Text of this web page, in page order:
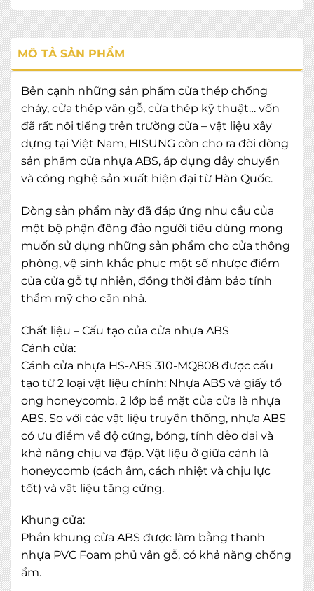
MÔ TẢ SẢN PHẨM
Bên cạnh những sản phẩm cửa thép chống
cháy, cửa thép vân gỗ, cửa thép kỹ thuật… vốn
đã rất nổi tiếng trên trường cửa – vật liệu xây
dựng tại Việt Nam, HISUNG còn cho ra đời dòng
sản phẩm cửa nhựa ABS, áp dụng dây chuyền
và công nghệ sản xuất hiện đại từ Hàn Quốc.
Dòng sản phẩm này đã đáp ứng nhu cầu của
một bộ phận đông đảo người tiêu dùng mong
muốn sử dụng những sản phẩm cho cửa thông
phòng, vệ sinh khắc phục một số nhược điểm
của cửa gỗ tự nhiên, đồng thời đảm bảo tính
thẩm mỹ cho căn nhà.
Chất liệu – Cấu tạo của cửa nhựa ABS
Cánh cửa:
Cánh cửa nhựa HS-ABS 310-MQ808 được cấu
tạo từ 2 loại vật liệu chính: Nhựa ABS và giấy tổ
ong honeycomb. 2 lớp bề mặt của cửa là nhựa
ABS. So với các vật liệu truyền thống, nhựa ABS
có ưu điểm về độ cứng, bóng, tính dẻo dai và
khả năng chịu va đập. Vật liệu ở giữa cánh là
honeycomb (cách âm, cách nhiệt và chịu lực
tốt) và vật liệu tăng cứng.
Khung cửa:
Phần khung cửa ABS được làm bằng thanh
nhựa PVC Foam phủ vân gỗ, có khả năng chống
ẩm.